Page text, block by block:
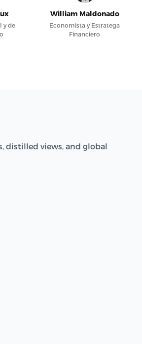
y de
William Maldonado
Economista y Estratega
Financiero
distilled views, and global